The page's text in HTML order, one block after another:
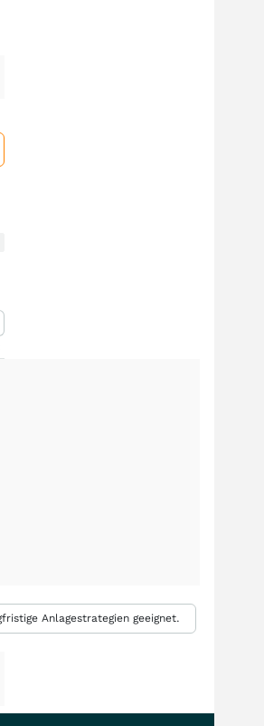
Anlagestrategien geeignet.